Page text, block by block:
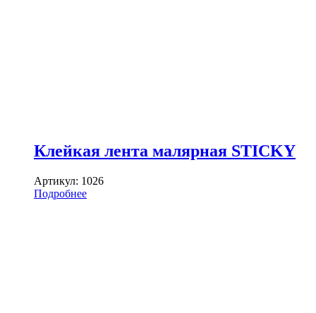
Клейкая лента малярная STICKY
Артикул: 1026
Подробнее